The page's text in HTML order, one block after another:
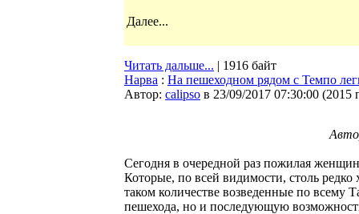
Далее...
Читать дальше... | 1916 байт
Нарва : На пешеходном рядом с Темпо
Автор: calipso в 23/09/2017 07:30:00 (2015
Сегодня в очередной раз пожилая
Которые, по всей видимости, столь редко
таком количестве возведенные по всему
пешехода, но и последующую